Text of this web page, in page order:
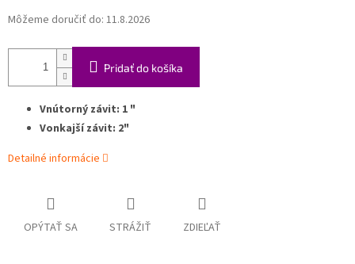
Môžeme doručiť do: 11.8.2026
Pridať do košíka
Vnútorný závit: 1 "
Vonkajší závit: 2"
Detailné informácie
OPÝTAŤ SA STRÁŽIŤ ZDIEĽAŤ